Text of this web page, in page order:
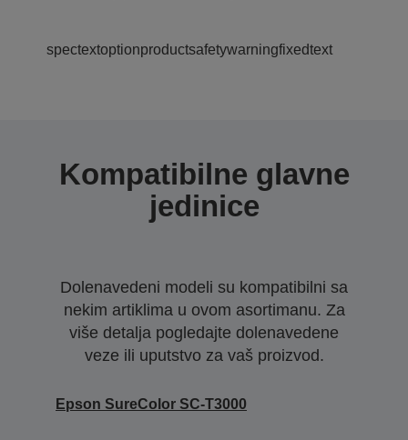
spectextoptionproductsafetywarningfixedtext
Kompatibilne glavne
jedinice
Dolenavedeni modeli su kompatibilni sa
nekim artiklima u ovom asortimanu. Za
više detalja pogledajte dolenavedene
veze ili uputstvo za vaš proizvod.
Epson SureColor SC-T3000